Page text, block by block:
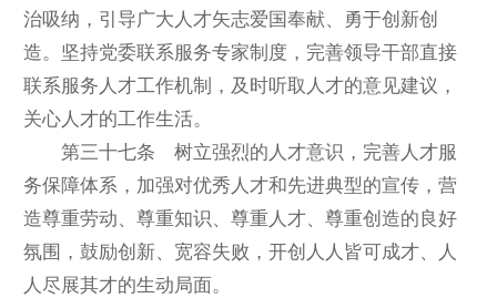
治吸纳，引导广大人才矢志爱国奉献、勇于创新创
造。坚持党委联系服务专家制度，完善领导干部直接
联系服务人才工作机制，及时听取人才的意见建议，
关心人才的工作生活。
第三十七条 树立强烈的人才意识，完善人才服
务保障体系，加强对优秀人才和先进典型的宣传，营
造尊重劳动、尊重知识、尊重人才、尊重创造的良好
氛围，鼓励创新、宽容失败，开创人人皆可成才、人
人尽展其才的生动局面。